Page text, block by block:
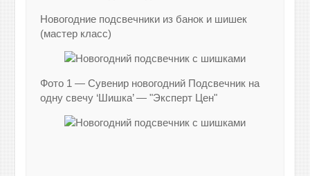
Новогодние подсвечники из банок и шишек
(мастер класс)
Фото 1 — Сувенир новогодний Подсвечник на
одну свечу ‘Шишка’ — "Эксперт Цен"